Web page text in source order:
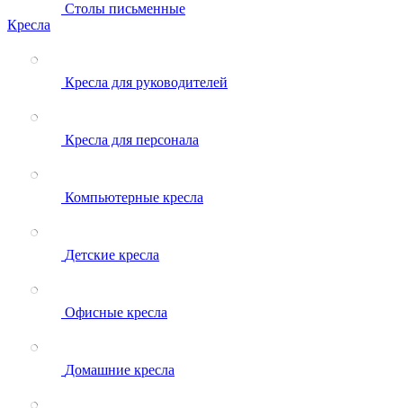
Столы письменные
Кресла
Кресла для руководителей
Кресла для персонала
Компьютерные кресла
Детские кресла
Офисные кресла
Домашние кресла